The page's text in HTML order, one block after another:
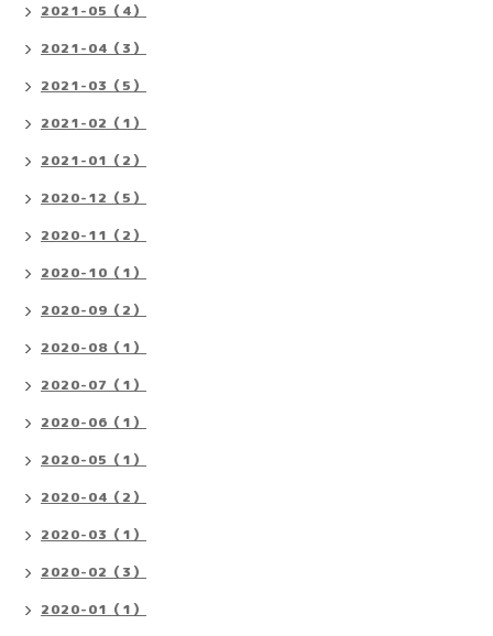
2021-05（4）
2021-04（3）
2021-03（5）
2021-02（1）
2021-01（2）
2020-12（5）
2020-11（2）
2020-10（1）
2020-09（2）
2020-08（1）
2020-07（1）
2020-06（1）
2020-05（1）
2020-04（2）
2020-03（1）
2020-02（3）
2020-01（1）